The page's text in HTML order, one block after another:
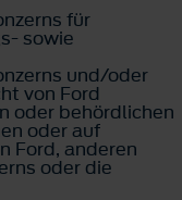
für
sowie
und/oder
von Ford
oder behördlichen
oder auf
Ford, anderen
oder die